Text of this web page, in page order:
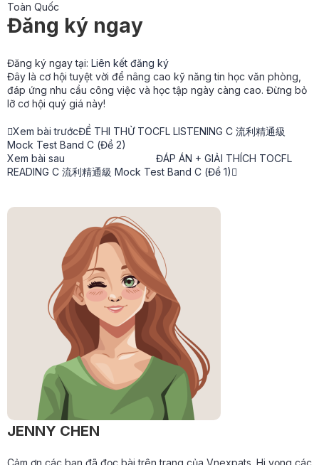
Toàn Quốc
Đăng ký ngay
Đăng ký ngay tại: Liên kết đăng ký
Đây là cơ hội tuyệt vời để nâng cao kỹ năng tin học văn phòng,
đáp ứng nhu cầu công việc và học tập ngày càng cao. Đừng bỏ
lỡ cơ hội quý giá này!
Xem bài trướcĐỀ THI THỬ TOCFL LISTENING C 流利精通級
Mock Test Band C (Đề 2)
Xem bài sau
ĐÁP ÁN + GIẢI THÍCH TOCFL
READING C 流利精通級 Mock Test Band C (Đề 1)
JENNY CHEN
Cảm ơn các bạn đã đọc bài trên trang của Vnexpats. Hi vọng các